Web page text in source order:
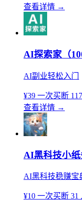
查看详情 →
AI探索家（
AI副业轻松入门
¥39 一次买断
查看详情 →
AI黑科技小
AI黑科技稳赚宝
¥10 一次买断 31